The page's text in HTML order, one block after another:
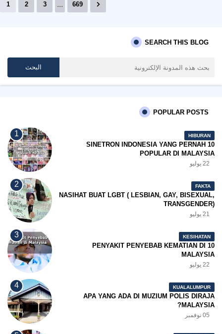
1 2 3 ... 669
SEARCH THIS BLOG
POPULAR POSTS
HIBURAN
10 SINETRON INDONESIA YANG PERNAH
POPULAR DI MALAYSIA
22 يوليو
FAKTA
NASIHAT BUAT LGBT ( LESBIAN, GAY, BISEXUAL,
TRANSGENDER)
21 يوليو
KESIHATAN
10 PENYAKIT PENYEBAB KEMATIAN DI
MALAYSIA
22 يوليو
KUALALUMPUR
APA YANG ADA DI MUZIUM POLIS DIRAJA
MALAYSIA?
05 نوفمبر